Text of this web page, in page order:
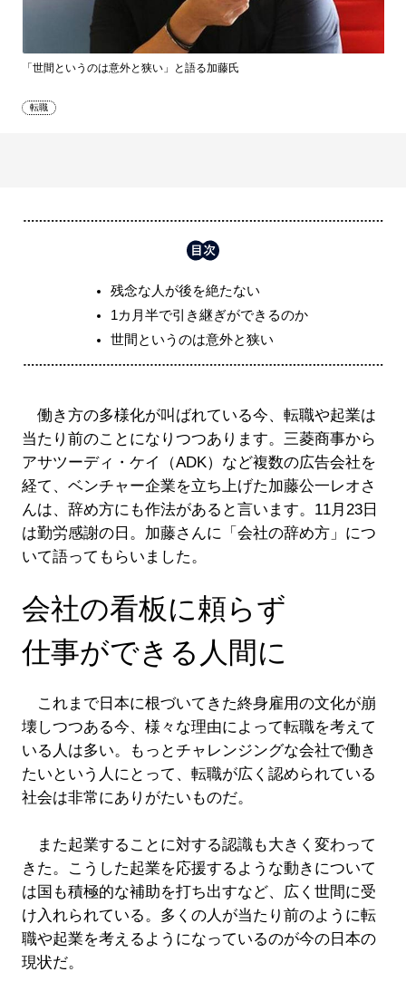
「世間というのは意外と狭い」と語る加藤氏
転職
残念な人が後を絶たない
1カ月半で引き継ぎができるのか
世間というのは意外と狭い
働き方の多様化が叫ばれている今、転職や起業は
当たり前のことになりつつあります。三菱商事から
アサツーディ・ケイ（ADK）など複数の広告会社を
経て、ベンチャー企業を立ち上げた加藤公一レオさ
んは、辞め方にも作法があると言います。11月23日
は勤労感謝の日。加藤さんに「会社の辞め方」につ
いて語ってもらいました。
会社の看板に頼らず
仕事ができる人間に
これまで日本に根づいてきた終身雇用の文化が崩
壊しつつある今、様々な理由によって転職を考えて
いる人は多い。もっとチャレンジングな会社で働き
たいという人にとって、転職が広く認められている
社会は非常にありがたいものだ。
また起業することに対する認識も大きく変わって
きた。こうした起業を応援するような動きについて
は国も積極的な補助を打ち出すなど、広く世間に受
け入れられている。多くの人が当たり前のように転
職や起業を考えるようになっているのが今の日本の
現状だ。